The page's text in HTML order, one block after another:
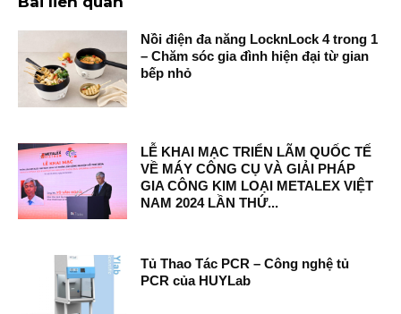
Nồi điện đa năng LocknLock 4 trong 1
– Chăm sóc gia đình hiện đại từ gian
bếp nhỏ
LỄ KHAI MẠC TRIỂN LÃM QUỐC TẾ
VỀ MÁY CÔNG CỤ VÀ GIẢI PHÁP
GIA CÔNG KIM LOẠI METALEX VIỆT
NAM 2024 LẦN THỨ...
Tủ Thao Tác PCR – Công nghệ tủ
PCR của HUYLab